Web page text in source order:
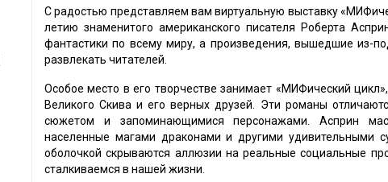
С радостью представляем вам виртуальную выставку
летию знаменитого американского писателя Роберта
фантастики по всему миру, а произведения, вышедшие из-
развлекать читателей.
Особое место в его творчестве занимает «МИФический
Великого Скива и его верных друзей. Эти романы
сюжетом и запоминающимися персонажами. Асприн
населенные магами драконами и другими удивительными
оболочкой скрываются аллюзии на реальные социальные
сталкиваемся в нашей жизни.